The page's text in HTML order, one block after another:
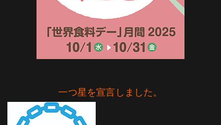
一つ星を宣言しました。